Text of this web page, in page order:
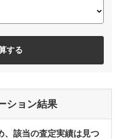
する
ション結果
、該当の査定実績は見つ